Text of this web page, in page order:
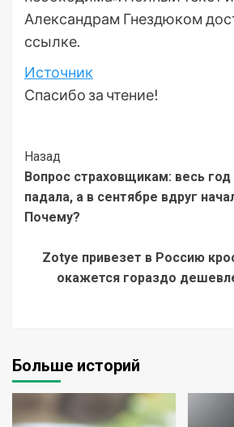
Александрам Гнездюком
ссылке.
Источник
Спасибо за чтение!
Post
Navigation
Назад
Вопрос страховщикам: весь
падала, а в сентябре вдруг
Почему?
Zotye привезет в Россию
окажется гораздо
Больше историй